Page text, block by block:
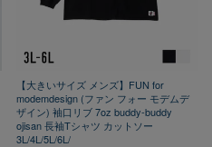
【大きいサイズ メンズ】FUN for
modemdesign (ファン フォー モデムデ
ザイン) 袖口リブ 7oz buddy-buddy
ojisan 長袖Tシャツ カットソー
3L/4L/5L/6L/